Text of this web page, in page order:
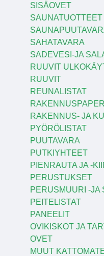
SISÄOVET
SAUNATUOTTEET
SAHATAVARA
SADEVESI-JA
RUUVIT
RUUVIT
REUNALISTAT
RAKENNUS- JA
PYÖRÖLISTAT
PUUTAVARA
PUTKIYHTEET
PIENRAUTA JA -
PERUSTUKSET
PERUSMUURI -JA
PEITELISTAT
PANEELIT
OVIKISKOT JA
OVET
MUUT